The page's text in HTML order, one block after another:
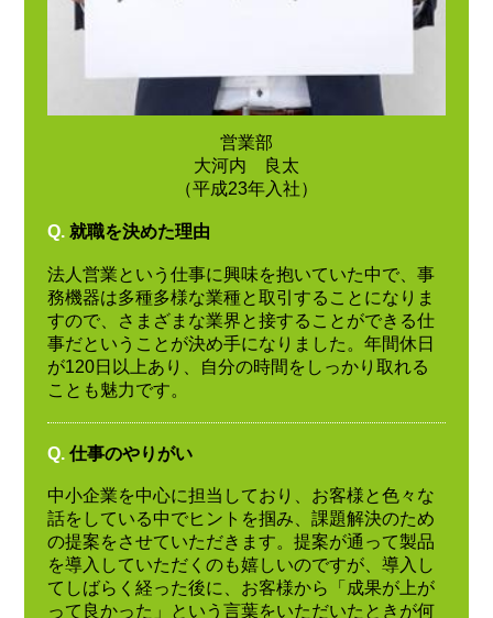
営業部
大河内 良太
（平成23年入社）
Q. 就職を決めた理由
法人営業という仕事に興味を抱いていた中で、事
務機器は多種多様な業種と取引することになりま
すので、さまざまな業界と接することができる仕
事だということが決め手になりました。年間休日
が120日以上あり、自分の時間をしっかり取れる
ことも魅力です。
Q. 仕事のやりがい
中小企業を中心に担当しており、お客様と色々な
話をしている中でヒントを掴み、課題解決のため
の提案をさせていただきます。提案が通って製品
を導入していただくのも嬉しいのですが、導入し
てしばらく経った後に、お客様から「成果が上が
って良かった」という言葉をいただいたときが何